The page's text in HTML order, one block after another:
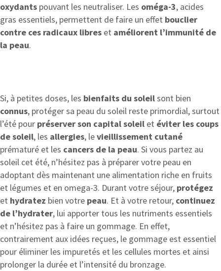
oxydants pouvant les neutraliser. Les oméga-3, acides
gras essentiels, permettent de faire un effet bouclier
contre ces radicaux libres et améliorent l’immunité de
la peau.
Si, à petites doses, les bienfaits du soleilsont bien
connus, protéger sa peau du soleil reste primordial, surtout
l’été pour préserver son capital soleil et éviter les coups
de soleil, les allergies, levieillissement cutané
prématuré et les cancers de la peau. Si vous partez au
soleil cet été, n’hésitez pas à préparer votre peau en
adoptant dès maintenant une alimentation riche en fruits
et légumes et en omega-3. Durant votre séjour, protégez
et hydratez bien votre peau. Et à votre retour, continuez
de l’hydrater, lui apporter tous les nutriments essentiels
et n’hésitez pas à faire un gommage. En effet,
contrairement aux idées reçues, le gommage est essentiel
pour éliminer les impuretés et les cellules mortes et ainsi
prolonger la durée et l’intensité du bronzage.